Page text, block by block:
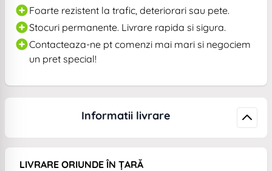
Foarte rezistent la trafic, deteriorari sau pete.
Stocuri permanente. Livrare rapida si sigura.
Contacteaza-ne pt comenzi mai mari si negociem
un pret special!
Informatii livrare
LIVRARE ORIUNDE ÎN ȚARĂ